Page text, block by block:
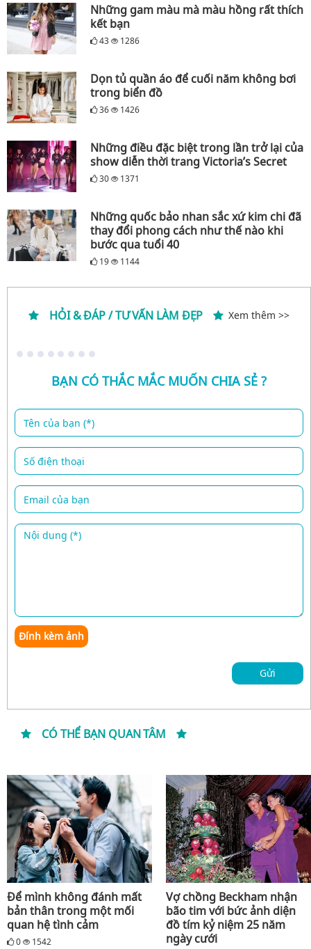
Những gam màu mà màu hồng rất thích
kết bạn
43 1286
Dọn tủ quần áo để cuối năm không bơi
trong biển đồ
36 1426
Những điều đặc biệt trong lần trở lại của
show diễn thời trang Victoria’s Secret
30 1371
Những quốc bảo nhan sắc xứ kim chi đã
thay đổi phong cách như thế nào khi
bước qua tuổi 40
19 1144
HỎI & ĐÁP / TƯ VẤN LÀM ĐẸP Xem thêm >>
BẠN CÓ THẮC MẮC MUỐN CHIA SẺ ?
Đính kèm ảnh
Gửi
CÓ THỂ BẠN QUAN TÂM
Để mình không đánh mất
bản thân trong một mối
quan hệ tình cảm
0 1542
Vợ chồng Beckham nhận
bão tim với bức ảnh diện
đồ tím kỷ niệm 25 năm
ngày cưới